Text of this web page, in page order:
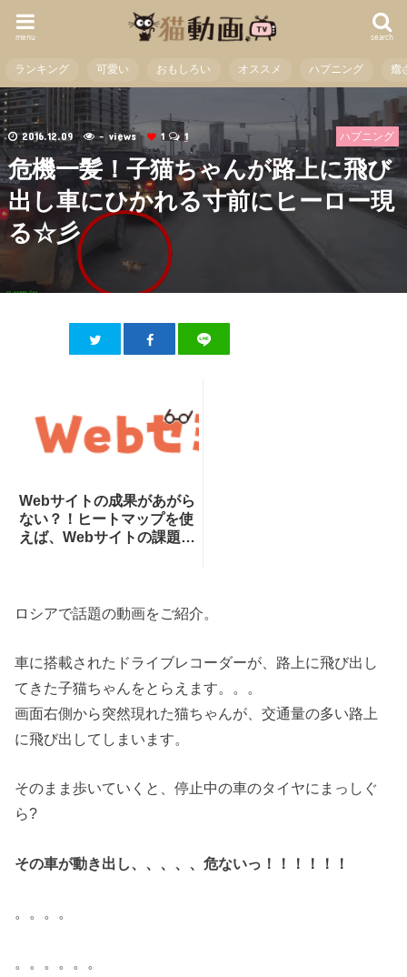
search
menu
ランキング 可愛い おもしろい オススメ ハプニング 癒
ハプニング
2016.12.09 - views 1 1
危機一髪！子猫ちゃんが路上に飛び
出し車にひかれる寸前にヒーロー現
る☆彡
Webサイトの成果があがら
ない？！ヒートマップを使
えば、Webサイトの課題が
ロシアで話題の動画をご紹介。
車に搭載されたドライブレコーダーが、路上に飛び出し
てきた子猫ちゃんをとらえます。。。
画面右側から突然現れた猫ちゃんが、交通量の多い路上
に飛び出してしまいます。
そのまま歩いていくと、停止中の車のタイヤにまっしぐ
ら?
その車が動き出し、、、、、危ないっ！！！！！！
。。。。